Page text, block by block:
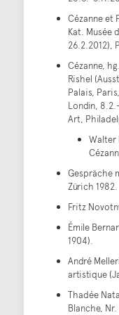
Cézanne et
Kat. Musée
26.2.2012),
Cézanne,
Rishel
Palais,
Londin,
Art,
Walter
Gespräche
Zürich 1982.
Fritz
Émile
1904).
André
artistique
Thadée
Blanche, Nr.